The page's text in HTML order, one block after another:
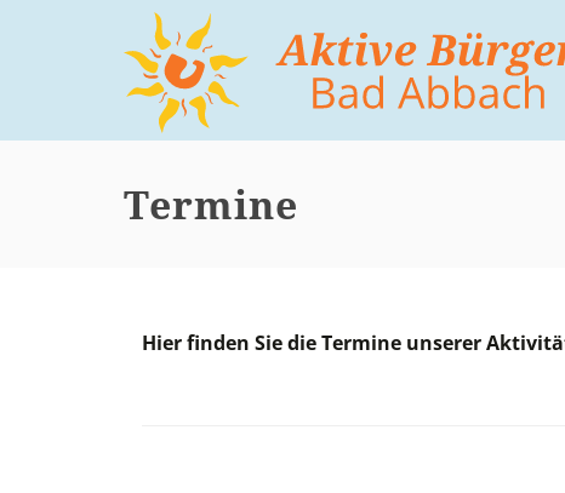
Termine
Hier finden Sie die Termine unserer